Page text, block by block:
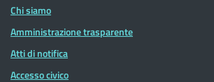
Chi siamo
Amministrazione trasparente
Atti di notifica
Accesso civico